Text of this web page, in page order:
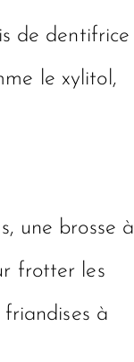
de dentifrice
le xylitol,
une brosse à
frotter les
à